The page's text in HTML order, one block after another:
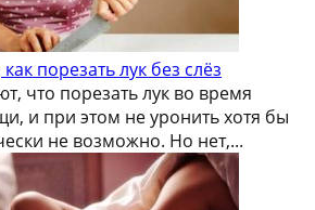
порезать лук без слёз
что порезать лук во время
и при этом не уронить хотя бы
не возможно. Но нет,...